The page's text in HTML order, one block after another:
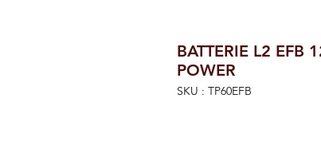
BATTERIE L2 EFB
POWER
SKU : TP60EFB